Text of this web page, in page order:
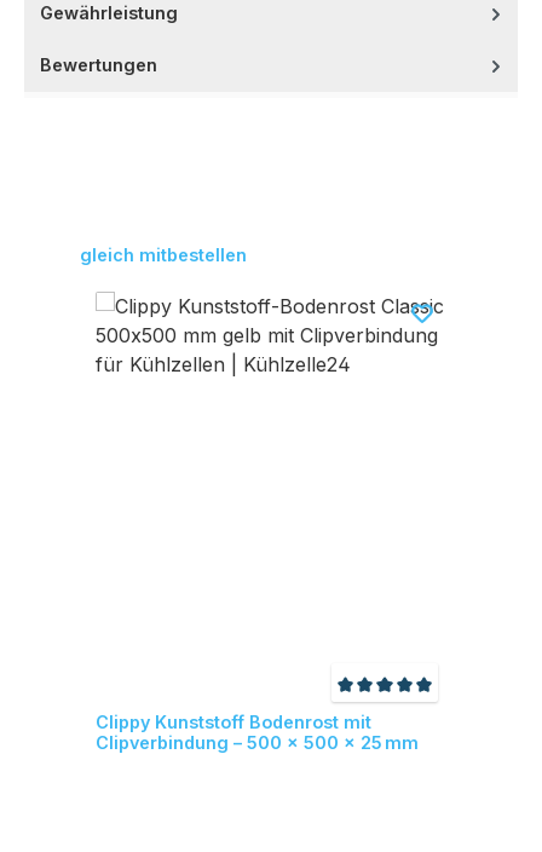
Gewährleistung
Bewertungen
Produktgalerie überspringen
gleich mitbestellen
Durchschnittliche
Clippy Kunststoff Bodenrost mit
Clipverbindung – 500 × 500 × 25 mm